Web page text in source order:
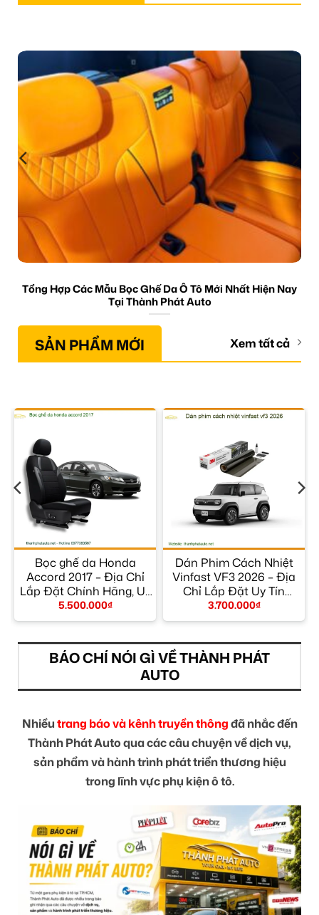
Tổng Hợp Các Mẫu Bọc Ghế Da Ô Tô Mới Nhất Hiện Nay
Tại Thành Phát Auto
SẢN PHẨM MỚI Xem tất cả
Bọc ghế da Honda
Accord 2017 – Địa Chỉ
Lắp Đặt Chính Hãng, Uy
Tín TPHCM
5.500.000₫
Dán Phim Cách Nhiệt
Vinfast VF3 2026 – Địa
Chỉ Lắp Đặt Uy Tín
TPHCM
3.700.000₫
BÁO CHÍ NÓI GÌ VỀ THÀNH PHÁT
AUTO
Nhiềutrang báo và kênh truyền thôngđã nhắc đến
Thành Phát Auto qua các câu chuyện về dịch vụ,
sản phẩm và hành trình phát triển thương hiệu
trong lĩnh vực phụ kiện ô tô.